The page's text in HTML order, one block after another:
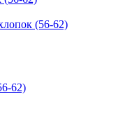
(56-62)
62)